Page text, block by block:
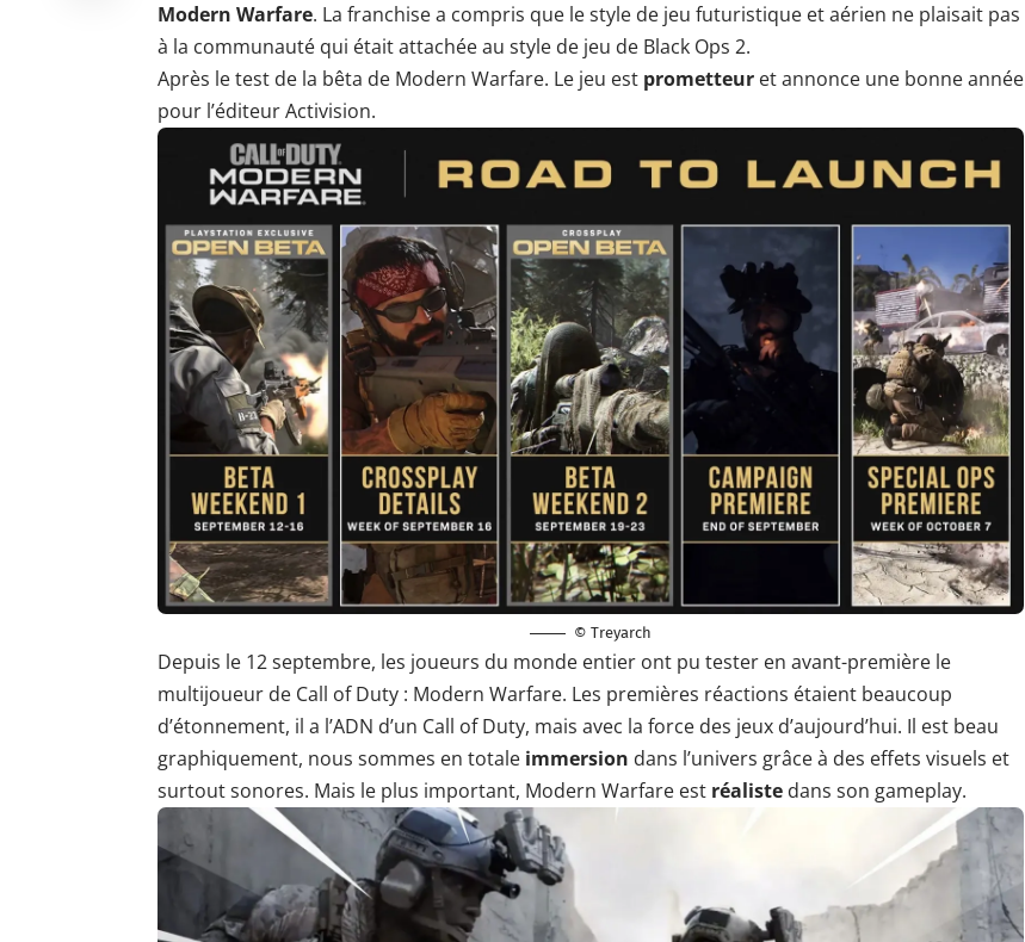
Modern Warfare. La franchise a compris que le style de jeu futuristique et aérien ne plaisait pas
à la communauté qui était attachée au style de jeu de Black Ops 2.
Après le test de la bêta de Modern Warfare. Le jeu est prometteur et annonce une bonne année
pour l’éditeur Activision.
© Treyarch
Depuis le 12 septembre, les joueurs du monde entier ont pu tester en avant-première le
multijoueur de Call of Duty : Modern Warfare. Les premières réactions étaient beaucoup
d’étonnement, il a l’ADN d’un Call of Duty, mais avec la force des jeux d’aujourd’hui. Il est beau
graphiquement, nous sommes en totale immersion dans l’univers grâce à des effets visuels et
surtout sonores. Mais le plus important, Modern Warfare est réaliste dans son gameplay.